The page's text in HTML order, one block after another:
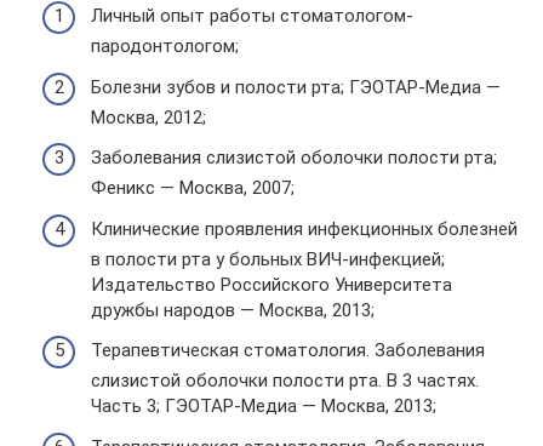
Личный опыт работы стоматологом-
пародонтологом;
Болезни зубов и полости рта; ГЭОТАР-Медиа —
Москва, 2012;
Заболевания слизистой оболочки полости рта;
Феникс — Москва, 2007;
Клинические проявления инфекционных болезней
в полости рта у больных ВИЧ-инфекцией;
Издательство Российского Университета
дружбы народов — Москва, 2013;
Терапевтическая стоматология. Заболевания
слизистой оболочки полости рта. В 3 частях.
Часть 3; ГЭОТАР-Медиа — Москва, 2013;